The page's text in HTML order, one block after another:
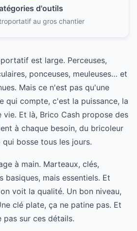
d'outils
au gros chantier
est large. Perceuses,
ponceuses, meuleuses… et
Mais ce n'est pas qu'une
qui compte, c'est la puissance, la
vie. Et là, Brico Cash propose des
à chaque besoin, du bricoleur
bosse tous les jours.
à main. Marteaux, clés,
basiques, mais essentiels. Et
voit la qualité. Un bon niveau,
clé plate, ça ne patine pas. Et
pas sur ces détails.